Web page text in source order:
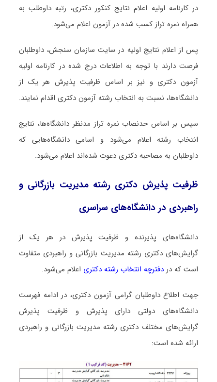
در کارنامه اولیه اعلام نتایج کنکور دکتری، رتبه داوطلب به
همراه نمره تراز کسب شده در آزمون اعلام می‌شود.
پس از اعلام نتایج اولیه در سایت سازمان سنجش، داوطلبان
فرصت دارند با توجه به اطلاعات درج شده در کارنامه اولیه
آزمون دکتری و نیز بر اساس ظرفیت پذیرش هر یک از
دانشگاه‌ها، نسبت به انتخاب رشته آزمون دکتری اقدام نمایند.
سپس بر اساس حدنصاب نمره تراز مدنظر دانشگاه‌ها، نتایج
انتخاب رشته اعلام می‌شود و اسامی دانشگاه‌هایی که
داوطلبان به مصاحبه دکتری دعوت شده‌اند اعلام می‌شود.
ظرفیت پذیرش دکتری رشته ﻣﺪﻳﺮﻳﺖ ﺑﺎزرﮔﺎنی و
راﻫﺒﺮدی در دانشگاه‌های سراسری
دانشگاه‌های پذیرنده و ظرفیت پذیرش در هر یک از
گرایش‌های دکتری رشته ﻣﺪﻳﺮﻳﺖ ﺑﺎزرﮔﺎنی و راﻫﺒﺮدی متفاوت
است که در دفترچه انتخاب رشته دکتری اعلام می‌شود.
جهت اطلاع داوطلبان گرامی آزمون دکتری، در ادامه فهرست
دانشگاه‌های دولتی دارای پذیرش و ظرفیت پذیرش
گرایش‌های مختلف دکتری رشته ﻣﺪﻳﺮﻳﺖ ﺑﺎزرﮔﺎنی و راﻫﺒﺮدی
ارائه شده است: